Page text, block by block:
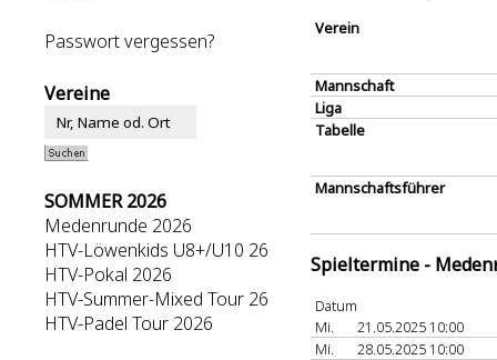
Passwort vergessen?
Vereine
SOMMER 2026
Medenrunde 2026
HTV-Löwenkids U8+/U10 26
HTV-Pokal 2026
HTV-Summer-Mixed Tour 26
HTV-Padel Tour 2026
Verein
Mannschaft
Liga
Tabelle
Mannschaftsführer
Spieltermine -
Datum
Mi.
21.05.2025 10:00
Mi.
28.05.2025 10:00